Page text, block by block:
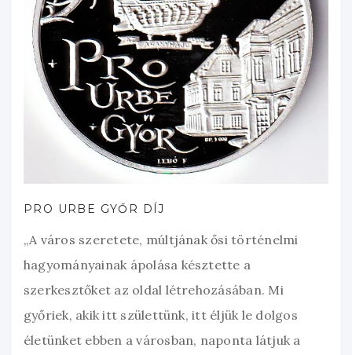
PRO URBE GYŐR DÍJ
„A város szeretete, múltjának ősi történelmi
hagyományainak ápolása késztette a
szerkesztőket az oldal létrehozásában. Mi
győriek, akik itt születtünk, itt éljük le dolgos
életünket ebben a városban, naponta látjuk a